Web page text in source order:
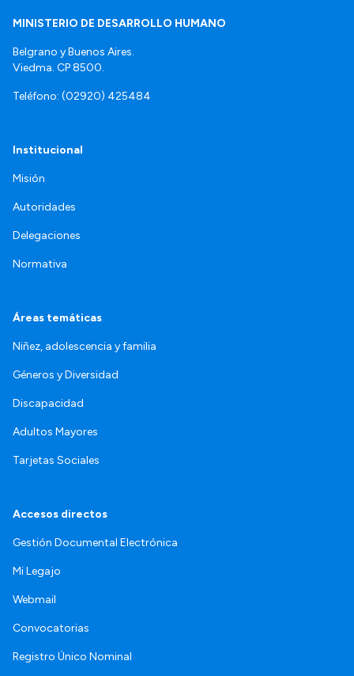
MINISTERIO DE DESARROLLO HUMANO
Belgrano y Buenos Aires.
Viedma. CP 8500.
Teléfono: (02920) 425484
Institucional
Misión
Autoridades
Delegaciones
Normativa
Áreas temáticas
Niñez, adolescencia y familia
Géneros y Diversidad
Discapacidad
Adultos Mayores
Tarjetas Sociales
Accesos directos
Gestión Documental Electrónica
Mi Legajo
Webmail
Convocatorias
Registro Único Nominal